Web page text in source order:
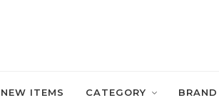
NEW ITEMS CATEGORY BRAND